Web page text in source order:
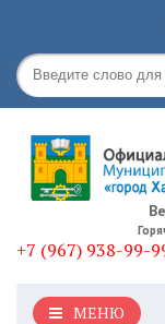
+7 (967) 938-99-
МЕНЮ